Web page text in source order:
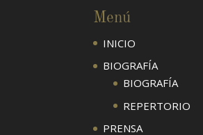
Menú
INICIO
BIOGRAFÍA
BIOGRAFÍA
REPERTORIO
PRENSA